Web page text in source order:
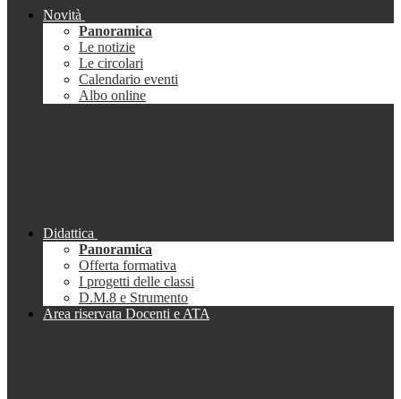
Novità
Panoramica
Le notizie
Le circolari
Calendario eventi
Albo online
Didattica
Panoramica
Offerta formativa
I progetti delle classi
D.M.8 e Strumento
Area riservata Docenti e ATA